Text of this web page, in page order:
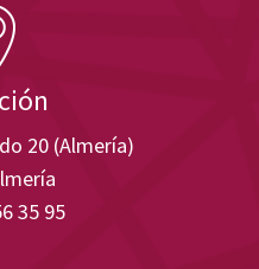
20 (Almería)
35 95